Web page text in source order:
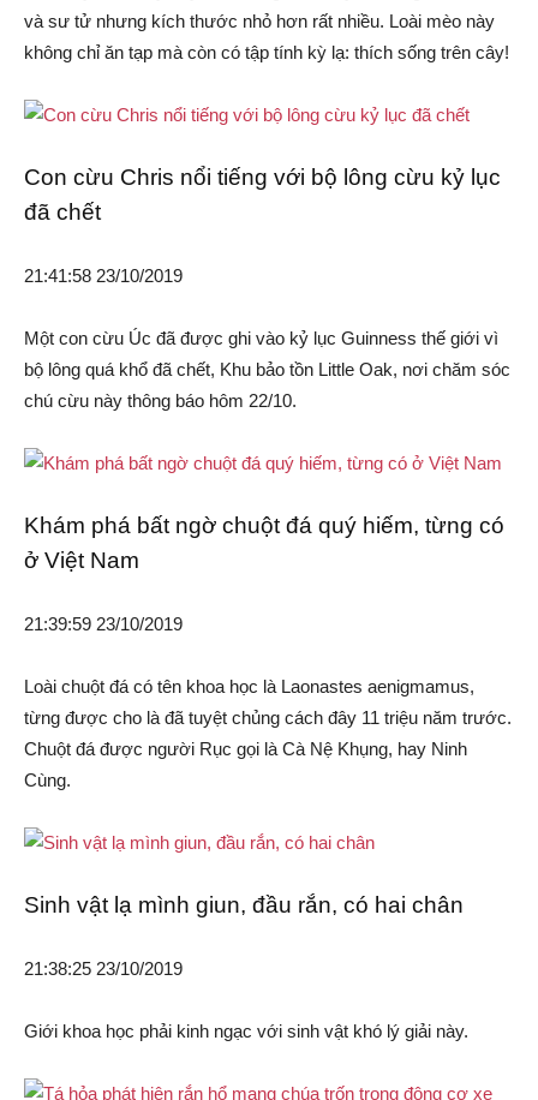
và sư tử nhưng kích thước nhỏ hơn rất nhiều. Loài mèo này
không chỉ ăn tạp mà còn có tập tính kỳ lạ: thích sống trên cây!
Con cừu Chris nổi tiếng với bộ lông cừu kỷ lục
đã chết
21:41:58 23/10/2019
Một con cừu Úc đã được ghi vào kỷ lục Guinness thế giới vì
bộ lông quá khổ đã chết, Khu bảo tồn Little Oak, nơi chăm sóc
chú cừu này thông báo hôm 22/10.
Khám phá bất ngờ chuột đá quý hiếm, từng có
ở Việt Nam
21:39:59 23/10/2019
Loài chuột đá có tên khoa học là Laonastes aenigmamus,
từng được cho là đã tuyệt chủng cách đây 11 triệu năm trước.
Chuột đá được người Rục gọi là Cà Nệ Khụng, hay Ninh
Cùng.
Sinh vật lạ mình giun, đầu rắn, có hai chân
21:38:25 23/10/2019
Giới khoa học phải kinh ngạc với sinh vật khó lý giải này.